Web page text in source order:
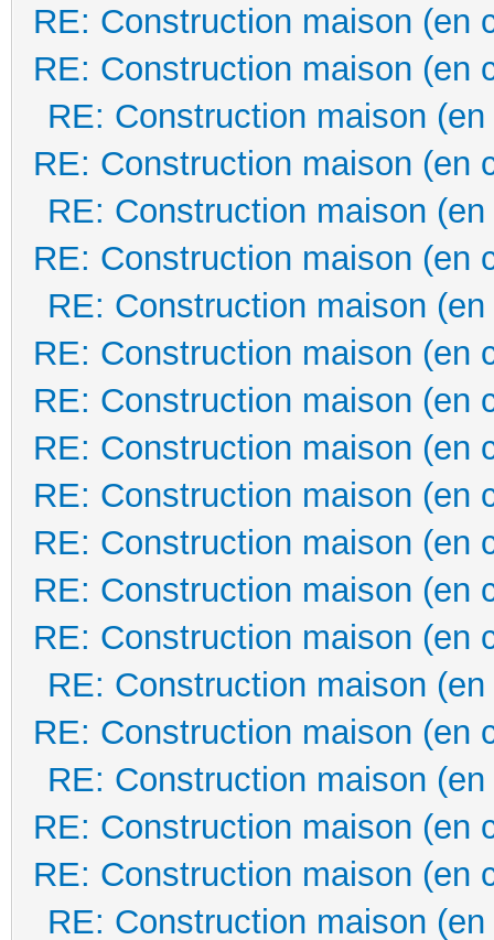
RE: Construction maison (en
RE: Construction maison (en
RE: Construction maison
RE: Construction maison (en
RE: Construction maison
RE: Construction maison (en
RE: Construction maison
RE: Construction maison (en
RE: Construction maison (en
RE: Construction maison (en
RE: Construction maison (en
RE: Construction maison (en
RE: Construction maison (en
RE: Construction maison (en
RE: Construction maison
RE: Construction maison (en
RE: Construction maison
RE: Construction maison (en
RE: Construction maison (en
RE: Construction maison